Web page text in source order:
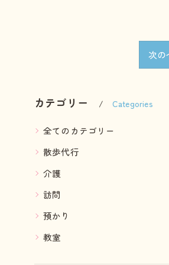
次の
カテゴリー Categories
全てのカテゴリー
散歩代行
介護
訪問
預かり
教室